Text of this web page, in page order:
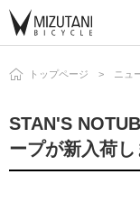
トップページ ニュ
STAN'S
ープが新入荷し